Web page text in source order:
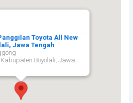
Toyota All New
Jawa Tengah
Boyolali, Jawa